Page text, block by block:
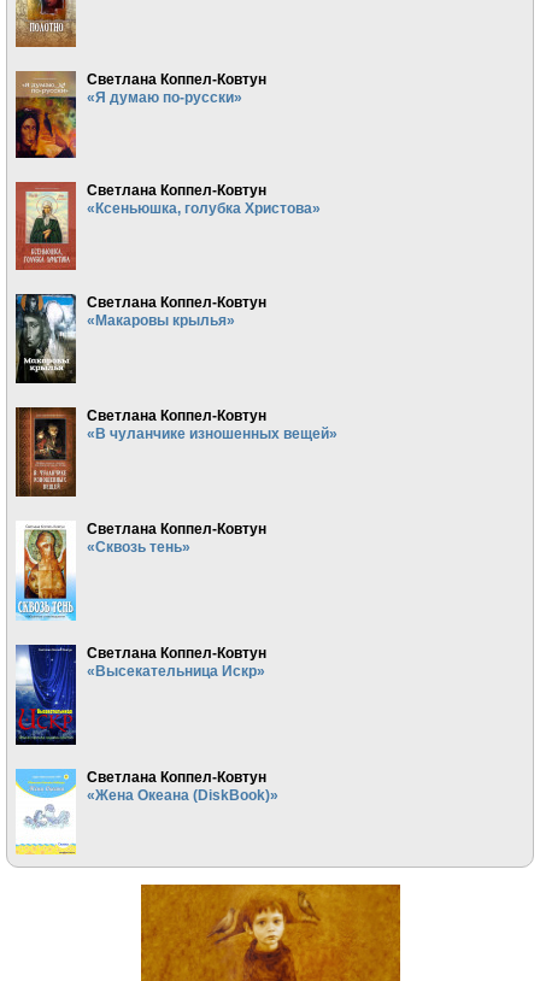
Светлана Коппел-Ковтун
«Я думаю по-русски»
Светлана Коппел-Ковтун
«Ксеньюшка, голубка Христова»
Светлана Коппел-Ковтун
«Макаровы крылья»
Светлана Коппел-Ковтун
«В чуланчике изношенных вещей»
Светлана Коппел-Ковтун
«Сквозь тень»
Светлана Коппел-Ковтун
«Высекательница Искр»
Светлана Коппел-Ковтун
«Жена Океана (DiskBook)»